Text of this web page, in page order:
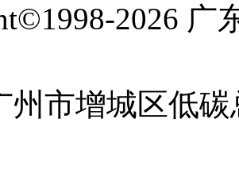
2026 广
州市增城区低